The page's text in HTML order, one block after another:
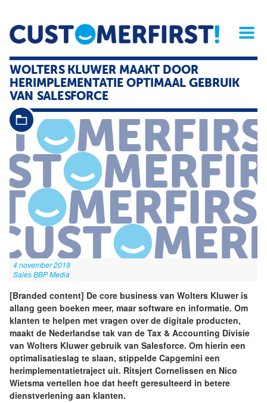
Home Opinie Archief
Magazine
Service
Buyers'Guide
WOLTERS KLUWER MAAKT DOOR
HERIMPLEMENTATIE OPTIMAAL GEBRUIK
VAN SALESFORCE
4 november 2019
Sales BBP Media
[Branded content] De core business van Wolters Kluwer is
allang geen boeken meer, maar software en informatie. Om
klanten te helpen met vragen over de digitale producten,
maakt de Nederlandse tak van de Tax & Accounting Divisie
van Wolters Kluwer gebruik van Salesforce. Om hierin een
optimalisatieslag te slaan, stippelde Capgemini een
herimplementatietraject uit. Ritsjert Cornelissen en Nico
Wietsma vertellen hoe dat heeft geresulteerd in betere
dienstverlening aan klanten.